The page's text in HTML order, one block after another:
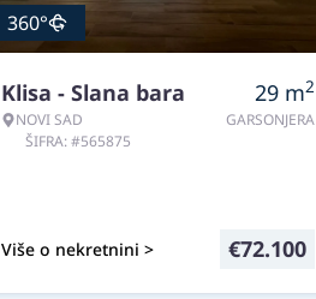
360°
Klisa - Slana bara
NOVI SAD
ŠIFRA: #565875
29 m2
GARSONJERA
Više o nekretnini > €72.100